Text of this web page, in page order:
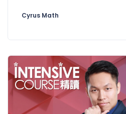
(19)
收費
密
碼
登出
Cyrus Math